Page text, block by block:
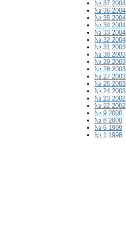
№ 37 2004
№ 36 2004
№ 35 2004
№ 34 2004
№ 33 2004
№ 32 2004
№ 31 2003
№ 30 2003
№ 29 2003
№ 28 2003
№ 27 2003
№ 25 2003
№ 24 2003
№ 23 2002
№ 22 2002
№ 9 2000
№ 8 2000
№ 6 1999
№ 1 1998